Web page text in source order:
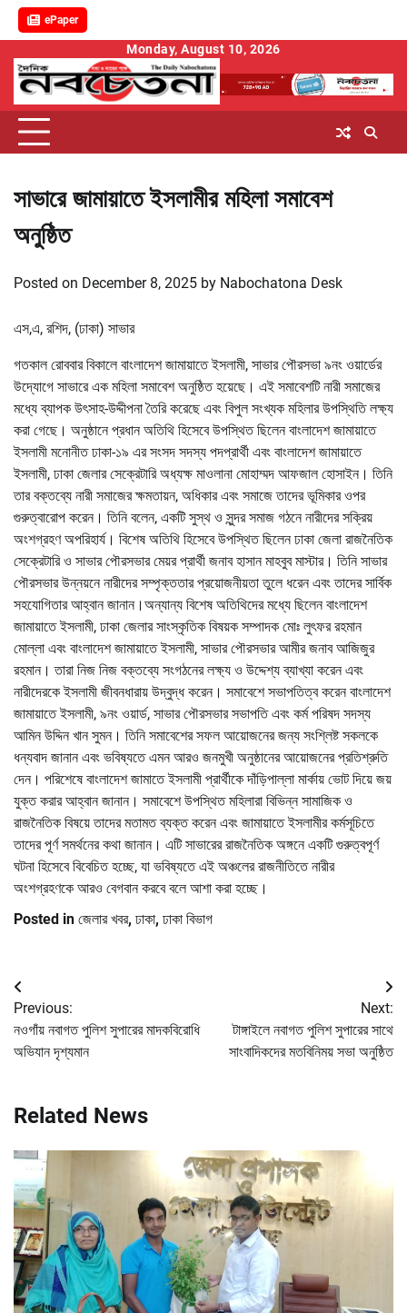
ePaper
content
Monday, August 10, 2026
সাভারে জামায়াতে ইসলামীর মহিলা সমাবেশ
অনুষ্ঠিত
Posted on December 8, 2025 by Nabochatona Desk
এস,এ, রশিদ, (ঢাকা) সাভার
গতকাল রোববার বিকালে বাংলাদেশ জামায়াতে ইসলামী, সাভার পৌরসভা ৯নং ওয়ার্ডের
উদ্যোগে সাভারে এক মহিলা সমাবেশ অনুষ্ঠিত হয়েছে। এই সমাবেশটি নারী সমাজের
মধ্যে ব্যাপক উৎসাহ-উদ্দীপনা তৈরি করেছে এবং বিপুল সংখ্যক মহিলার উপস্থিতি লক্ষ্য
করা গেছে। অনুষ্ঠানে প্রধান অতিথি হিসেবে উপস্থিত ছিলেন বাংলাদেশ জামায়াতে
ইসলামী মনোনীত ঢাকা-১৯ এর সংসদ সদস্য পদপ্রার্থী এবং বাংলাদেশ জামায়াতে
ইসলামী, ঢাকা জেলার সেক্রেটারি অধ্যক্ষ মাওলানা মোহাম্মদ আফজাল হোসাইন। তিনি
তার বক্তব্যে নারী সমাজের ক্ষমতায়ন, অধিকার এবং সমাজে তাদের ভূমিকার ওপর
গুরুত্বারোপ করেন। তিনি বলেন, একটি সুস্থ ও সুন্দর সমাজ গঠনে নারীদের সক্রিয়
অংশগ্রহণ অপরিহার্য। বিশেষ অতিথি হিসেবে উপস্থিত ছিলেন ঢাকা জেলা রাজনৈতিক
সেক্রেটারি ও সাভার পৌরসভার মেয়র প্রার্থী জনাব হাসান মাহবুব মাস্টার। তিনি সাভার
পৌরসভার উন্নয়নে নারীদের সম্পৃক্ততার প্রয়োজনীয়তা তুলে ধরেন এবং তাদের সার্বিক
সহযোগিতার আহ্বান জানান।অন্যান্য বিশেষ অতিথিদের মধ্যে ছিলেন বাংলাদেশ
জামায়াতে ইসলামী, ঢাকা জেলার সাংস্কৃতিক বিষয়ক সম্পাদক মোঃ লুৎফর রহমান
মোল্লা এবং বাংলাদেশ জামায়াতে ইসলামী, সাভার পৌরসভার আমীর জনাব আজিজুর
রহমান। তারা নিজ নিজ বক্তব্যে সংগঠনের লক্ষ্য ও উদ্দেশ্য ব্যাখ্যা করেন এবং
নারীদেরকে ইসলামী জীবনধারায় উদ্বুদ্ধ করেন। সমাবেশে সভাপতিত্ব করেন বাংলাদেশ
জামায়াতে ইসলামী, ৯নং ওয়ার্ড, সাভার পৌরসভার সভাপতি এবং কর্ম পরিষদ সদস্য
আমিন উদ্দিন খান সুমন। তিনি সমাবেশের সফল আয়োজনের জন্য সংশ্লিষ্ট সকলকে
ধন্যবাদ জানান এবং ভবিষ্যতে এমন আরও জনমুখী অনুষ্ঠানের আয়োজনের প্রতিশ্রুতি
দেন। পরিশেষে বাংলাদেশ জামাতে ইসলামী প্রার্থীকে দাঁড়িপাল্লা মার্কায় ভোট দিয়ে জয়
যুক্ত করার আহ্বান জানান। সমাবেশে উপস্থিত মহিলারা বিভিন্ন সামাজিক ও
রাজনৈতিক বিষয়ে তাদের মতামত ব্যক্ত করেন এবং জামায়াতে ইসলামীর কর্মসূচিতে
তাদের পূর্ণ সমর্থনের কথা জানান। এটি সাভারের রাজনৈতিক অঙ্গনে একটি গুরুত্বপূর্ণ
ঘটনা হিসেবে বিবেচিত হচ্ছে, যা ভবিষ্যতে এই অঞ্চলের রাজনীতিতে নারীর
অংশগ্রহণকে আরও বেগবান করবে বলে আশা করা হচ্ছে।
Posted in জেলার খবর, ঢাকা, ঢাকা বিভাগ
Post
navigation
Previous:
নওগাঁয় নবাগত পুলিশ সুপারের মাদকবিরোধি
অভিযান দৃশ্যমান
Next:
টাঙ্গাইলে নবাগত পুলিশ সুপারের সাথে
সাংবাদিকদের মতবিনিময় সভা অনুষ্ঠিত
Related News